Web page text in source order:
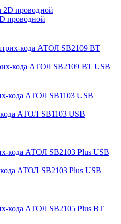
проводной
кода АТОЛ SB2109 BT USB
АТОЛ SB1103 USB
АТОЛ SB2103 Plus USB